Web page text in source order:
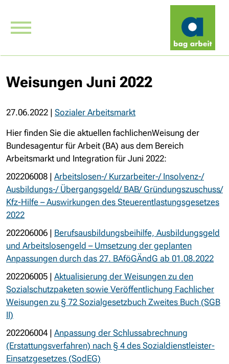
Weisungen Juni 2022
27.06.2022 | Sozialer Arbeitsmarkt
Hier finden Sie die aktuellen fachlichenWeisung der
Bundesagentur für Arbeit (BA) aus dem Bereich
Arbeitsmarkt und Integration für Juni 2022:
202206008 | Arbeitslosen-/ Kurzarbeiter-/ Insolvenz-/
Ausbildungs-/ Übergangsgeld/ BAB/ Gründungszuschuss/
Kfz-Hilfe – Auswirkungen des Steuerentlastungsgesetzes
2022
202206006 | Berufsausbildungsbeihilfe, Ausbildungsgeld
und Arbeitslosengeld – Umsetzung der geplanten
Anpassungen durch das 27. BAföGÄndG ab 01.08.2022
202206005 | Aktualisierung der Weisungen zu den
Sozialschutzpaketen sowie Veröffentlichung Fachlicher
Weisungen zu § 72 Sozialgesetzbuch Zweites Buch (SGB
II)
202206004 | Anpassung der Schlussabrechnung
(Erstattungsverfahren) nach § 4 des Sozialdienstleister-
Einsatzgesetzes (SodEG)